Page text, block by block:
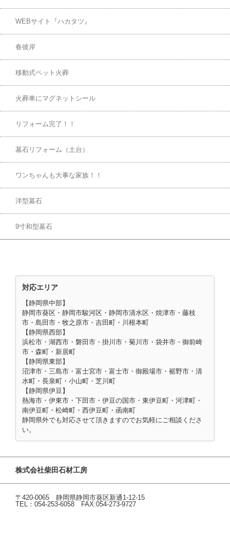
WEBサイト『ハカタツ』
春彼岸
移動式ペット火葬
火葬車にマグネットシール
リフォーム完了！！
墓石リフォーム（土台）
ワンちゃんも大事な家族！！
洋型墓石
9寸和型墓石
対応エリア
【静岡県中部】
静岡市葵区・静岡市駿河区・静岡市清水区・焼津市・藤枝
市・島田市・牧之原市・吉田町・川根本町
【静岡県西部】
浜松市・湖西市・磐田市・掛川市・菊川市・袋井市・御前崎
市・森町・新居町
【静岡県東部】
沼津市・三島市・富士宮市・富士市・御殿場市・裾野市・清
水町・長泉町・小山町・芝川町
【静岡県伊豆】
熱海市・伊東市・下田市・伊豆の国市・東伊豆町・河津町・
南伊豆町・松崎町・西伊豆町・函南町
静岡県外でも対応させて頂きますのでお気軽にご相談くださ
い。
株式会社柴田石材工房
〒420-0065 静岡県静岡市葵区新通1-12-15
TEL：054-253-6058 FAX:054-273-9727